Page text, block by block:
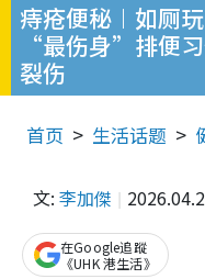
痔疮便秘︱如厕
“最伤身”排便
裂伤
首页 生活话题
文: 李加傑
在Google追蹤
《UHK 港生活》